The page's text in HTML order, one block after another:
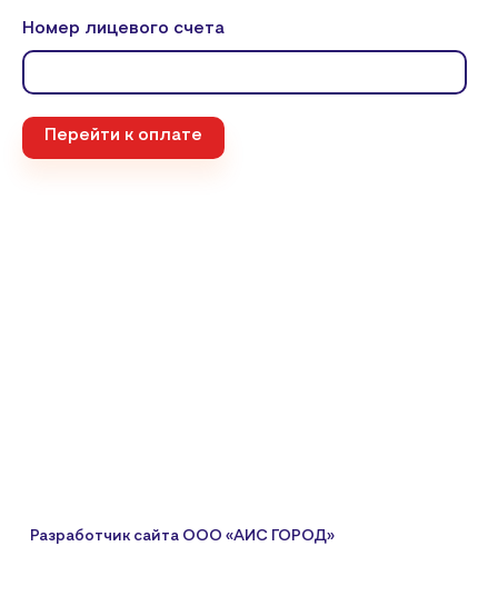
Номер лицевого счета
Перейти к оплате
Разработчик сайта ООО «АИС ГОРОД»